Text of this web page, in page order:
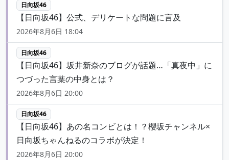
日向坂46
【日向坂46】公式、デリケートな問題に言及
2026年8月6日 18:04
日向坂46
【日向坂46】坂井新奈のブログが話題…「真夜中」に
つづった言葉の中身とは？
2026年8月6日 20:00
日向坂46
【日向坂46】あの名コンビとは！？櫻坂チャンネル×
日向坂ちゃんねるのコラボが決定！
2026年8月6日 20:00